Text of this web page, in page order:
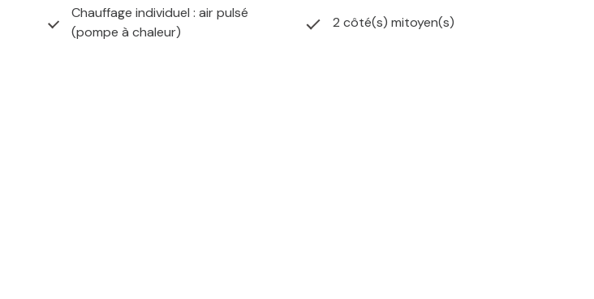
Chauffage individuel : air pulsé
(pompe à chaleur)
2 côté(s) mitoyen(s)